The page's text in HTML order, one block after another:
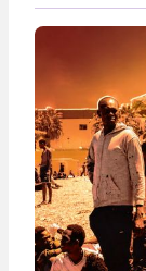
прекратить
репарации